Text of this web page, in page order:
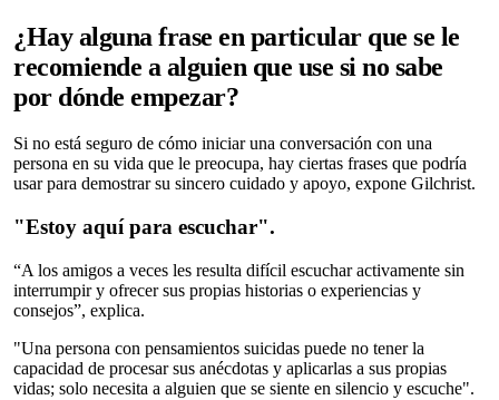
¿Hay alguna frase en particular que se le
recomiende a alguien que use si no sabe
por dónde empezar?
Si no está seguro de cómo iniciar una conversación con una
persona en su vida que le preocupa, hay ciertas frases que podría
usar para demostrar su sincero cuidado y apoyo, expone Gilchrist.
"Estoy aquí para escuchar".
“A los amigos a veces les resulta difícil escuchar activamente sin
interrumpir y ofrecer sus propias historias o experiencias y
consejos”, explica.
"Una persona con pensamientos suicidas puede no tener la
capacidad de procesar sus anécdotas y aplicarlas a sus propias
vidas; solo necesita a alguien que se siente en silencio y escuche".